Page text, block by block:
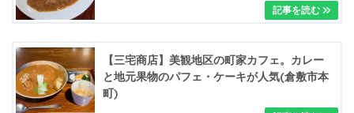
【三宅商店】美観地区の町家カフェ。カレー
と地元果物のパフェ・ケーキが人気(倉敷市本
町)